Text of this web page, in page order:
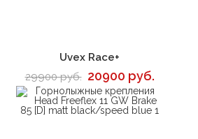
В корзину
Uvex Race+
29900 руб. 20900 руб.